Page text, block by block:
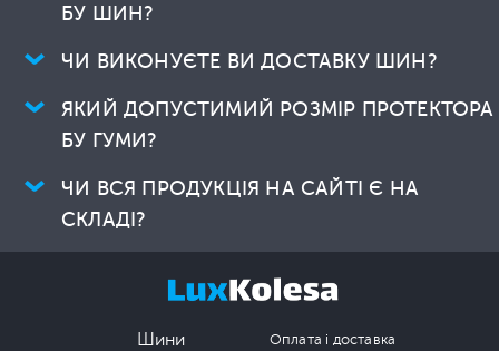
БУ ШИН?
ЧИ ВИКОНУЄТЕ ВИ ДОСТАВКУ ШИН?
ЯКИЙ ДОПУСТИМИЙ РОЗМІР ПРОТЕКТОРА
БУ ГУМИ?
ЧИ ВСЯ ПРОДУКЦІЯ НА САЙТІ Є НА
СКЛАДІ?
Шини
Оплата і доставка